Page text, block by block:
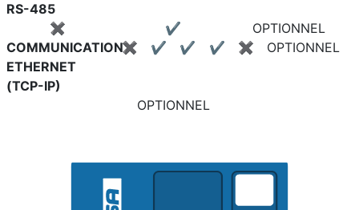
RS-485
✖ ✔
OPTIONNEL
COMMUNICATION
ETHERNET
(TCP-IP)
✖ ✔ ✔ ✔ ✖ OPTIONNEL
OPTIONNEL